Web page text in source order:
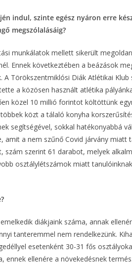
indul, szinte egész nyáron erre
megszólalásáig?
munkálatok mellett sikerült
Ennek következtében a beázások
Törökszentmiklósi Diák Atlétikai
a közösen használt atlétika
közel 10 millió forintot költöttünk
közt a tálaló konyha
segítségével, sokkal hatékonyabbá
amit a nem szűnő Covid járvány miatt
szerint 61 darabot, melyek
osztálylétszámok miatt
diákjaink száma, annak
tanteremmel nem rendelkezünk.
esetenként 30-31 fős
ennek ellenére a növekedésnek